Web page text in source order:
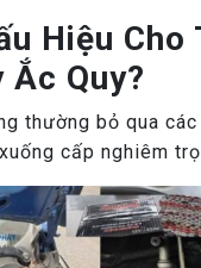
Hiệu Cho
Ắc Quy?
thường bỏ qua
cấp nghiêm